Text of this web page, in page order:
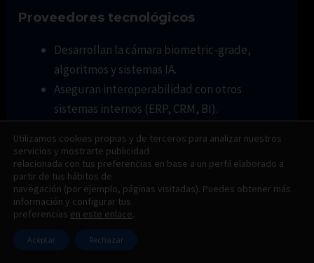
Proveedores tecnológicos
Desarrollan la cámara biometric-grade,
algoritmos y sistemas IA.
Aseguran interoperabilidad con otros
sistemas internos (ERP, CRM, BI).
Autoridades de seguridad y migración
Utilizan el reconocimiento facial para
verificar identidad y gestionar flujos.
Coordinan con bases de datos policiales y
sistemas de watchlist.
Utilizamos cookies propias y de terceros para analizar nuestros
servicios y mostrarte publicidad
relacionada con tus preferencias en base a un perfil elaborado a
partir de tus hábitos de
navegación (por ejemplo, páginas visitadas). Puedes obtener más
información y configurar tus
preferencias en este enlace.
Aceptar Rechazar